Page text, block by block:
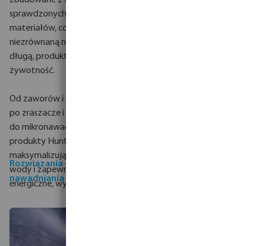
sprawdzonych w praktyce
materiałów, co zapewnia
niezrównaną niezawodność i
długą, produktywną
żywotność.
Od zaworów i sterowników
po zraszacze i komponenty
do mikronawadniania,
produkty Hunter
maksymalizują oszczędność
wody i zapewniają
energiczne, wydajne plony.
Rozwiązania dla
nawadniania rolniczego